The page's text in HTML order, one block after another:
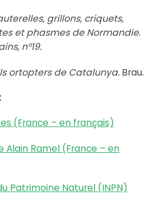
grillons, criquets,
et phasmes de Normandie.
n°19.
ortopters de Catalunya. Brau.
(France – en français)
Alain Ramel (France – en
Patrimoine Naturel (INPN)